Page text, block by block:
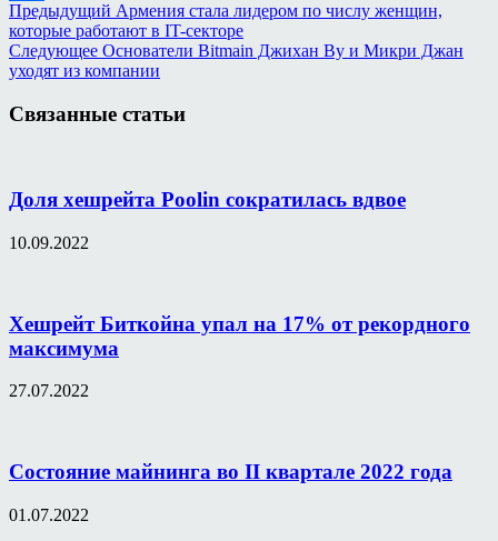
Отправить
Предыдущий Армения стала лидером по числу женщин,
которые работают в IT-секторе
Следующее Основатели Bitmain Джихан Ву и Микри Джан
уходят из компании
Связанные статьи
Доля хешрейта Poolin сократилась вдвое
10.09.2022
Хешрейт Биткойна упал на 17% от рекордного
максимума
27.07.2022
Состояние майнинга во II квартале 2022 года
01.07.2022